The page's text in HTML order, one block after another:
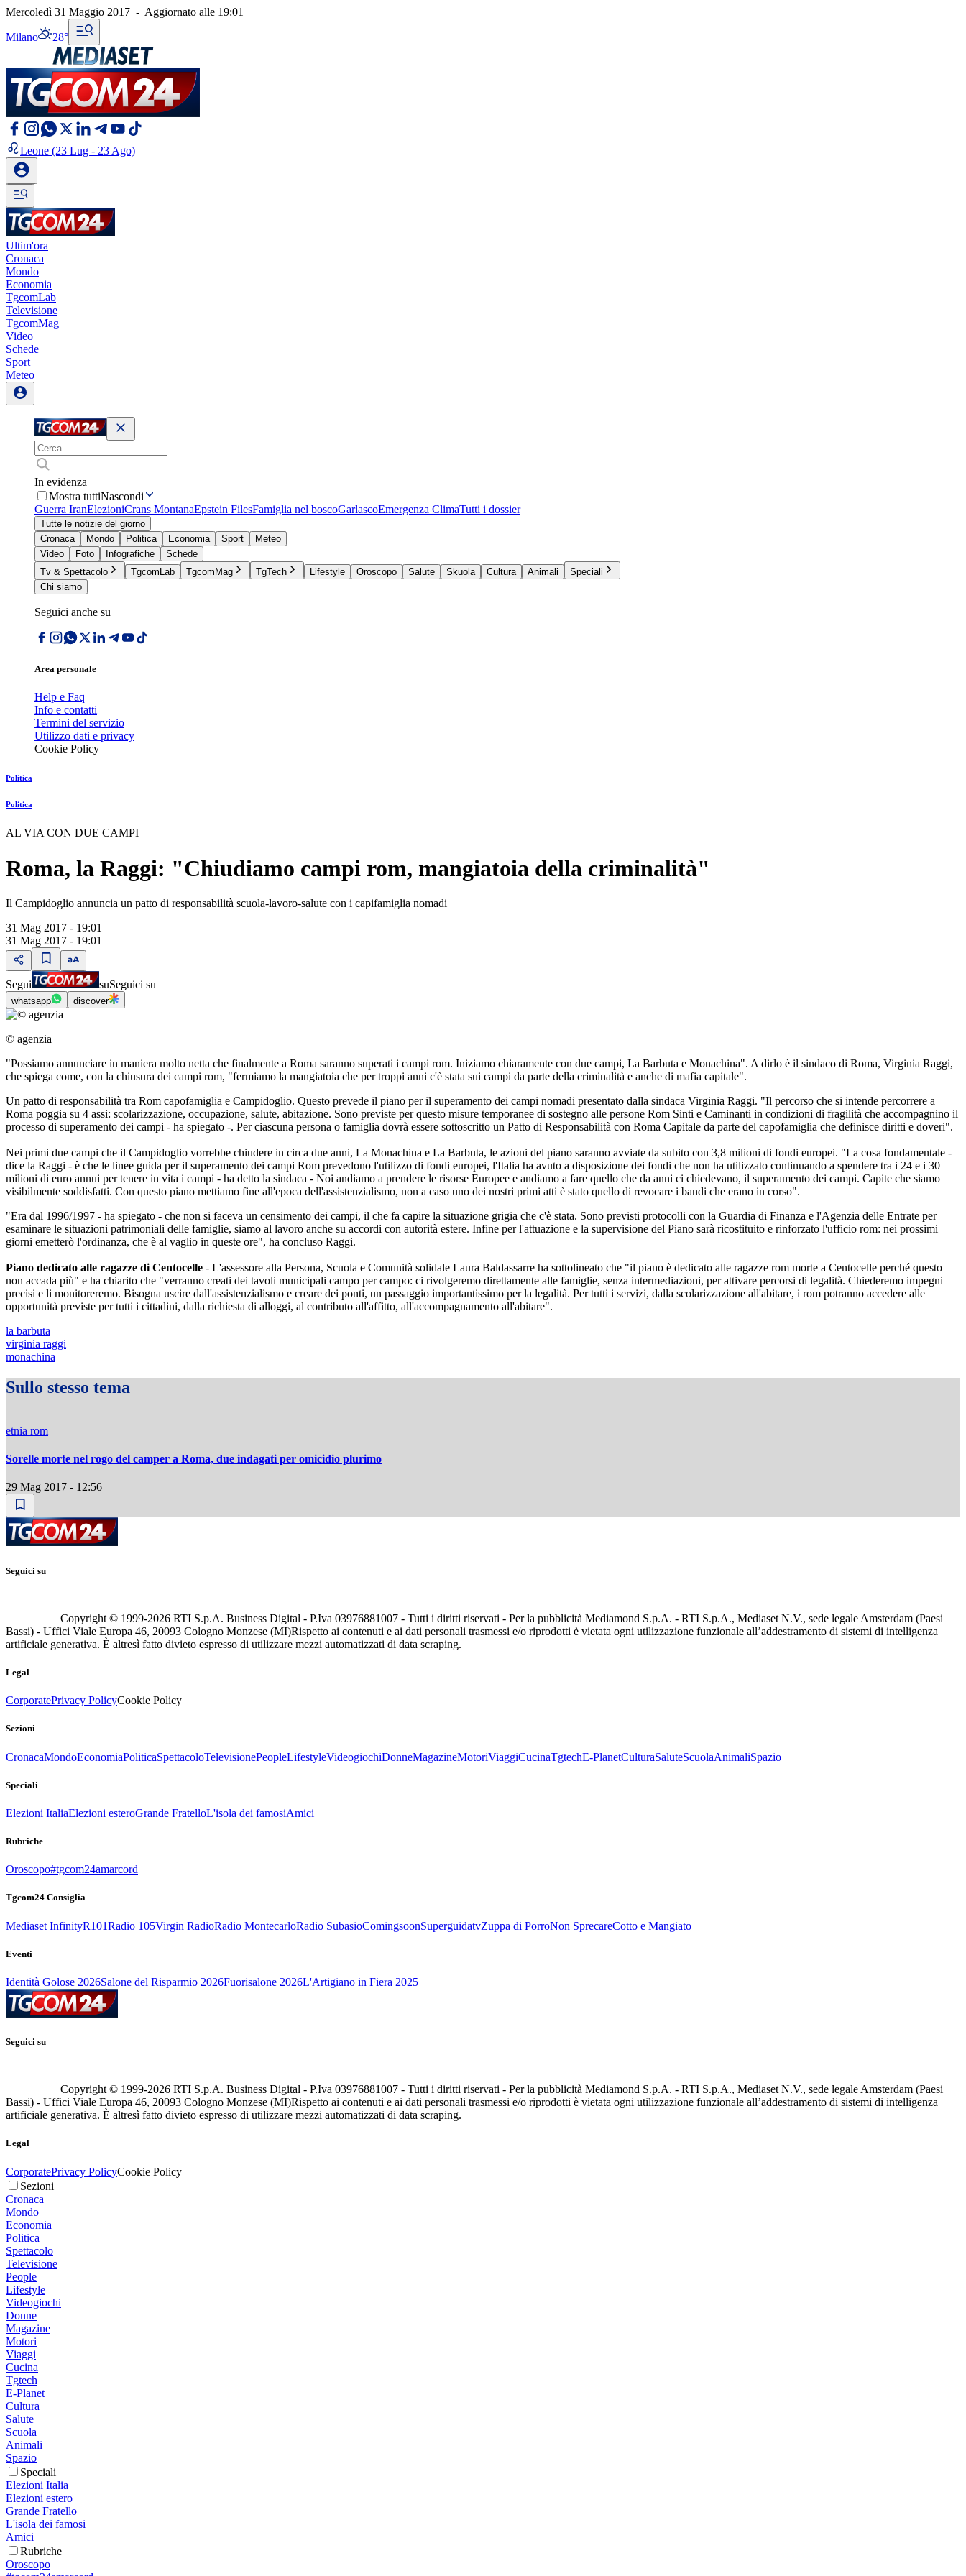
Mercoledì 31 Maggio 2017 - Aggiornato alle 19:01
Milano 28°
Leone (23 Lug - 23 Ago)
Ultim'ora
Cronaca
Mondo
Economia
TgcomLab
Televisione
TgcomMag
Video
Schede
Sport
Meteo
In evidenza
Mostra tuttiNascondi
Guerra IranElezioniCrans MontanaEpstein FilesFamiglia nel boscoGarlascoEmergenza ClimaTutti i dossier
Tutte le notizie del giorno
Cronaca
Mondo Politica Economia Sport
Meteo
Video
Foto Infografiche
Schede
Tv & Spettacolo
TgcomLab TgcomMag TgTech Lifestyle Oroscopo Salute Skuola Cultura Animali
Speciali
Chi siamo
Seguici anche su
Area personale
Help e Faq
Info e contatti
Termini del servizio
Utilizzo dati e privacy
Cookie Policy
Politica
Politica
AL VIA CON DUE CAMPI
Roma, la Raggi: "Chiudiamo campi rom, mangiatoia della criminalità"
Il Campidoglio annuncia un patto di responsabilità scuola-lavoro-salute con i capifamiglia nomadi
31 Mag 2017 - 19:01
31 Mag 2017 - 19:01
Segui suSeguici su
whatsapp discover
© agenzia
"Possiamo annunciare in maniera molto netta che finalmente a Roma saranno superati i campi rom. Iniziamo chiaramente con due campi, La Barbuta e Monachina". A dirlo è il sindaco di Roma, Virginia Raggi,
che spiega come, con la chiusura dei campi rom, "fermiamo la mangiatoia che per troppi anni c'è stata sui campi da parte della criminalità e anche di mafia capitale".
Un patto di responsabilità tra Rom capofamiglia e Campidoglio. Questo prevede il piano per il superamento dei campi nomadi presentato dalla sindaca Virginia Raggi. "Il percorso che si intende percorrere a
Roma poggia su 4 assi: scolarizzazione, occupazione, salute, abitazione. Sono previste per questo misure temporanee di sostegno alle persone Rom Sinti e Caminanti in condizioni di fragilità che accompagnino il
processo di superamento dei campi - ha spiegato -. Per ciascuna persona o famiglia dovrà essere sottoscritto un Patto di Responsabilità con Roma Capitale da parte del capofamiglia che definisce diritti e doveri".
Nei primi due campi che il Campidoglio vorrebbe chiudere in circa due anni, La Monachina e La Barbuta, le azioni del piano saranno avviate da subito con 3,8 milioni di fondi europei. "La cosa fondamentale -
dice la Raggi - è che le linee guida per il superamento dei campi Rom prevedono l'utilizzo di fondi europei, l'Italia ha avuto a disposizione dei fondi che non ha utilizzato continuando a spendere tra i 24 e i 30
milioni di euro annui per tenere in vita i campi - ha detto la sindaca - Noi andiamo a prendere le risorse Europee e andiamo a fare quello che da anni ci chiedevano, il superamento dei campi. Capite che siamo
visibilmente soddisfatti. Con questo piano mettiamo fine all'epoca dell'assistenzialismo, non a caso uno dei nostri primi atti è stato quello di revocare i bandi che erano in corso".
"Era dal 1996/1997 - ha spiegato - che non si faceva un censimento dei campi, il che fa capire la situazione grigia che c'è stata. Sono previsti protocolli con la Guardia di Finanza e l'Agenzia delle Entrate per
esaminare le situazioni patrimoniali delle famiglie, siamo al lavoro anche su accordi con autorità estere. Infine per l'attuazione e la supervisione del Piano sarà ricostituito e rinforzato l'ufficio rom: nei prossimi
giorni emetterò l'ordinanza, che è al vaglio in queste ore", ha concluso Raggi.
Piano dedicato alle ragazze di Centocelle - L'assessore alla Persona, Scuola e Comunità solidale Laura Baldassarre ha sottolineato che "il piano è dedicato alle ragazze rom morte a Centocelle perché questo
non accada più" e ha chiarito che "verranno creati dei tavoli municipali campo per campo: ci rivolgeremo direttamente alle famiglie, senza intermediazioni, per attivare percorsi di legalità. Chiederemo impegni
precisi e li monitoreremo. Bisogna uscire dall'assistenzialismo e creare dei ponti, un passaggio importantissimo per la legalità. Per tutti i servizi, dalla scolarizzazione all'abitare, i rom potranno accedere alle
opportunità previste per tutti i cittadini, dalla richiesta di alloggi, al contributo all'affitto, all'accompagnamento all'abitare".
la barbuta
virginia raggi
monachina
Sullo stesso tema
etnia rom
Sorelle morte nel rogo del camper a Roma, due indagati per omicidio plurimo
29 Mag 2017 - 12:56
Seguici su
Copyright © 1999-2026 RTI S.p.A. Business Digital - P.Iva 03976881007 - Tutti i diritti riservati - Per la pubblicità Mediamond S.p.A. - RTI S.p.A., Mediaset N.V., sede legale Amsterdam (Paesi
Bassi) - Uffici Viale Europa 46, 20093 Cologno Monzese (MI)Rispetto ai contenuti e ai dati personali trasmessi e/o riprodotti è vietata ogni utilizzazione funzionale all’addestramento di sistemi di intelligenza
artificiale generativa. È altresì fatto divieto espresso di utilizzare mezzi automatizzati di data scraping.
Legal
CorporatePrivacy PolicyCookie Policy
Sezioni
CronacaMondoEconomiaPoliticaSpettacoloTelevisionePeopleLifestyleVideogiochiDonneMagazineMotoriViaggiCucinaTgtechE-PlanetCulturaSaluteScuolaAnimaliSpazio
Speciali
Elezioni ItaliaElezioni esteroGrande FratelloL'isola dei famosiAmici
Rubriche
Oroscopo#tgcom24amarcord
Tgcom24 Consiglia
Mediaset InfinityR101Radio 105Virgin RadioRadio MontecarloRadio SubasioComingsoonSuperguidatvZuppa di PorroNon SprecareCotto e Mangiato
Eventi
Identità Golose 2026Salone del Risparmio 2026Fuorisalone 2026L'Artigiano in Fiera 2025
Seguici su
Copyright © 1999-2026 RTI S.p.A. Business Digital - P.Iva 03976881007 - Tutti i diritti riservati - Per la pubblicità Mediamond S.p.A. - RTI S.p.A., Mediaset N.V., sede legale Amsterdam (Paesi
Bassi) - Uffici Viale Europa 46, 20093 Cologno Monzese (MI)Rispetto ai contenuti e ai dati personali trasmessi e/o riprodotti è vietata ogni utilizzazione funzionale all’addestramento di sistemi di intelligenza
artificiale generativa. È altresì fatto divieto espresso di utilizzare mezzi automatizzati di data scraping.
Legal
CorporatePrivacy PolicyCookie Policy
Sezioni
Cronaca
Mondo
Economia
Politica
Spettacolo
Televisione
People
Lifestyle
Videogiochi
Donne
Magazine
Motori
Viaggi
Cucina
Tgtech
E-Planet
Cultura
Salute
Scuola
Animali
Spazio
Speciali
Elezioni Italia
Elezioni estero
Grande Fratello
L'isola dei famosi
Amici
Rubriche
Oroscopo